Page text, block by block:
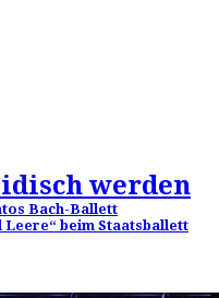
werden
Bach-Ballett
beim Staatsballett